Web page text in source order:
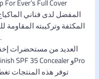
المكثفة وتركيبته
وعيوب الجلد الأخرى دون تكتل أو تجعد.